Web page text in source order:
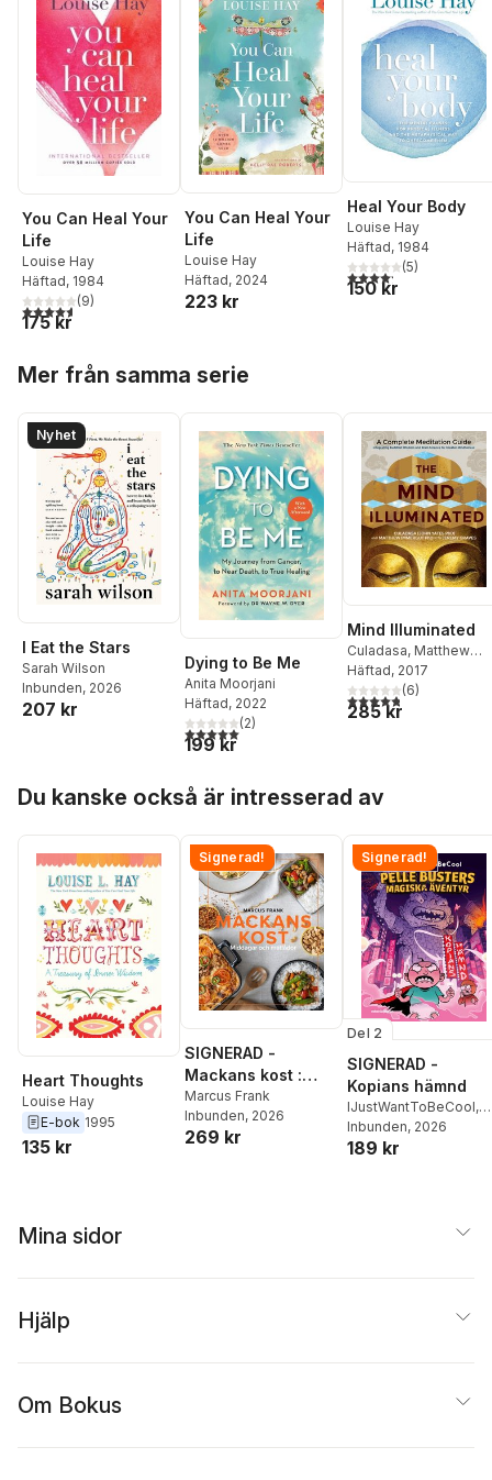
You Can Heal Your
Life
Louise Hay
Häftad, 1984
4,6utav 5 stjärnor. Totalt antal röster:
(9)
175 kr
You Can Heal Your
Life
Louise Hay
Häftad, 2024
223 kr
Heal Your Body
Louise Hay
Häftad, 1984
4,2utav 5 stjärnor.
(5)
150 kr
Mer från samma serie
Nyhet
I Eat the Stars
Sarah Wilson
Inbunden, 2026
207 kr
Dying to Be Me
Anita Moorjani
Häftad, 2022
5,0utav 5 stjärnor. Totalt antal röster:
(2)
199 kr
Mind Illuminated
Culadasa, Matthew
Immergut PhD
Häftad, 2017
4,8utav 5 stjärnor.
(6)
285 kr
Du kanske också är intresserad av
Heart Thoughts
Louise Hay
E-bok 1995
135 kr
Signerad!
SIGNERAD -
Mackans kost :
Middagar och
matlådor
Marcus Frank
Inbunden, 2026
269 kr
Signerad!
Del 2
SIGNERAD -
Kopians hämnd
IJustWantToBeCool,
Joel Adolphson
Ejdemo Beer
Inbunden, 2026
189 kr
Mina sidor
Hjälp
Om Bokus